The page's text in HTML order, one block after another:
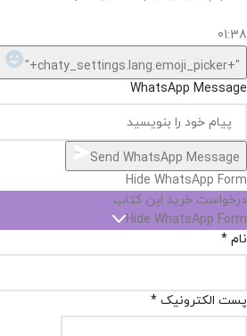
نیست,
شاید
بتونیم
تهیه
Open
chaty
1
Hide
chaty
ارسال پیام در واتساپ
کارشناس فروش
سلام, چطور میتونم کمکتون کنم؟
01:38